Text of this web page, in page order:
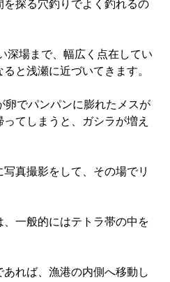
を探る穴釣りでよく釣れるの
深場まで、幅広く点在してい
と浅瀬に近づいてきます。
卵でパンパンに膨れたメスが
てしまうと、ガシラが増え
真撮影をして、その場でリ
一般的にはテトラ帯の中を
れば、漁港の内側へ移動し